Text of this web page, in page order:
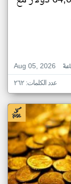
Aug 05, 2026
عدد الكلمات: ٢٦٢